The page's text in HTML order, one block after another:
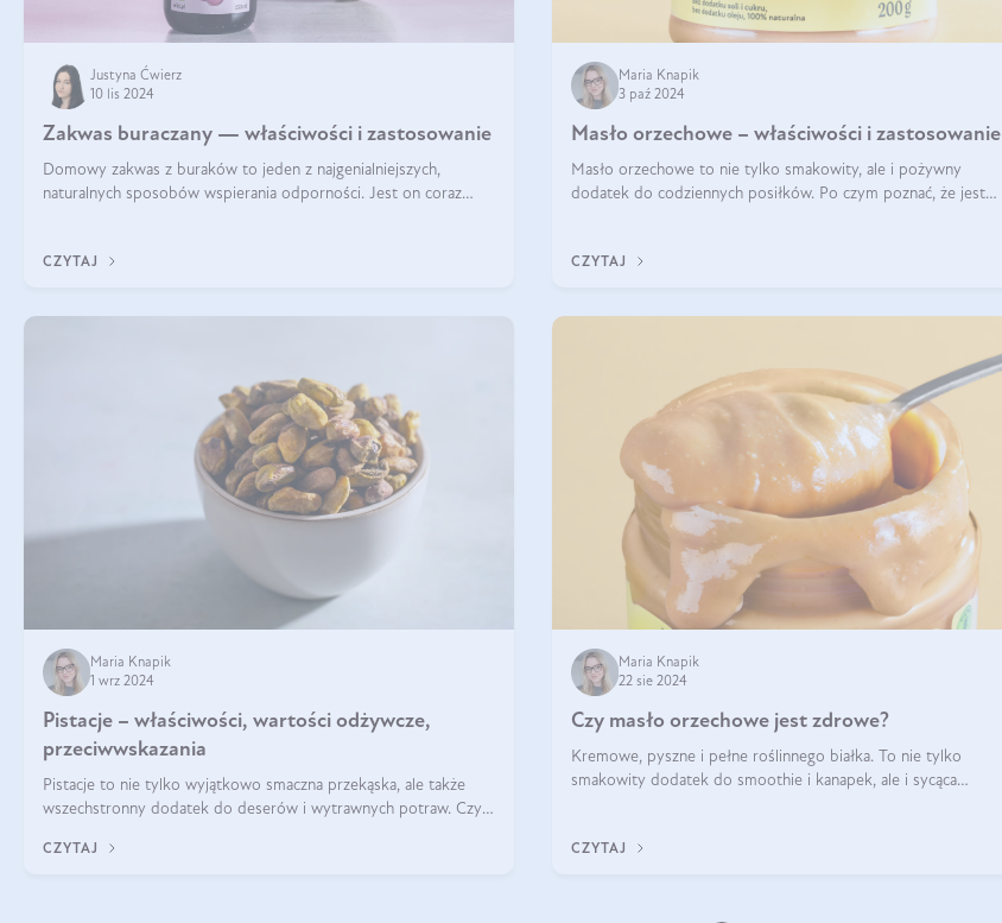
Justyna Ćwierz
10 lis 2024
Zakwas buraczany — właściwości i zastosowanie
Domowy zakwas z buraków to jeden z najgenialniejszych,
naturalnych sposobów wspierania odporności. Jest on coraz
CZYTAJ
Maria Knapik
3 paź 2024
Masło orzechowe – właściwości i zastosowanie
Masło orzechowe to nie tylko smakowity, ale i pożywny
dodatek do codziennych posiłków. Po czym poznać, że jest
CZYTAJ
Maria Knapik
1 wrz 2024
Pistacje – właściwości, wartości odżywcze,
przeciwwskazania
Pistacje to nie tylko wyjątkowo smaczna przekąska, ale także
wszechstronny dodatek do deserów i wytrawnych potraw. Czy
każdy może się ni
CZYTAJ
Maria Knapik
22 sie 2024
Czy masło orzechowe jest zdrowe?
Kremowe, pyszne i pełne roślinnego białka. To nie tylko
smakowity dodatek do smoothie i kanapek, ale i sycąca
CZYTAJ